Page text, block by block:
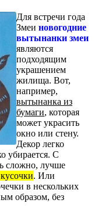
Для встречи года
Змеи новогодние
вытынанки змеи
являются
подходящим
украшением
жилища. Вот,
например,
вытынанка из
бумаги, которая
может украсить
окно или стену.
Декор легко
убирается. С
сложно, лучше
. Или
в нескольких
образом, без